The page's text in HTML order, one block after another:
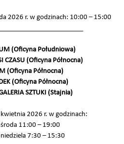
2026 r. w godzinach: 10:00 – 15:00
(Oficyna Południowa)
CZASU (Oficyna Północna)
(Oficyna Północna)
(Oficyna Północna)
SZTUKI (Stajnia)
2026 r. w godzinach:
11:00 – 19:00
7:30 – 15:30